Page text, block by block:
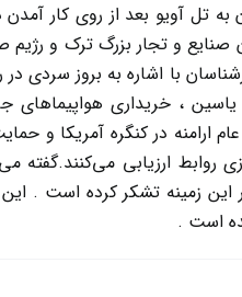
به تل آویو بعد از روی کار
صنایع و تجار بزرگ ترک و
با اشاره به بروز سردی
یاسین ، خریداری
ارامنه در کنگره آمریکا و
روابط ارزیابی می‌کنند.گفته
زمینه تشکر کرده است .